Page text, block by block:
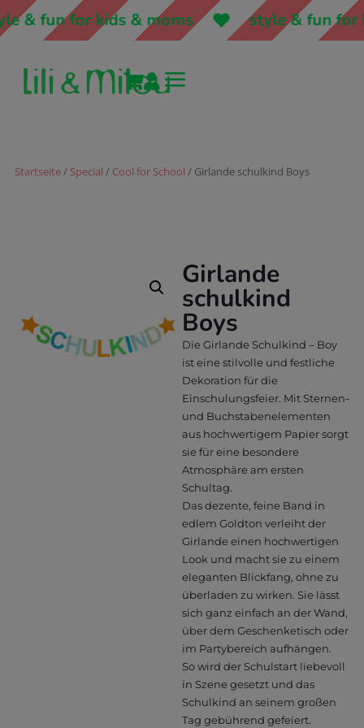
& fun for kids & moms style & fun for
a
Startseite/ Special / Cool for School / Girlande schulkind Boys
Girlande
schulkind
Boys
Die Girlande Schulkind – Boy
ist eine stilvolle und festliche
Dekoration für die
Einschulungsfeier. Mit Sternen-
und Buchstabenelementen
aus hochwertigem Papier sorgt
sie für eine besondere
Atmosphäre am ersten
Schultag.
Das dezente, feine Band in
edlem Goldton verleiht der
Girlande einen hochwertigen
Look und macht sie zu einem
eleganten Blickfang, ohne zu
überladen zu wirken. Sie lässt
sich ganz einfach an der Wand,
über dem Geschenketisch oder
im Partybereich aufhängen.
So wird der Schulstart liebevoll
in Szene gesetzt und das
Schulkind an seinem großen
Tag gebührend gefeiert.